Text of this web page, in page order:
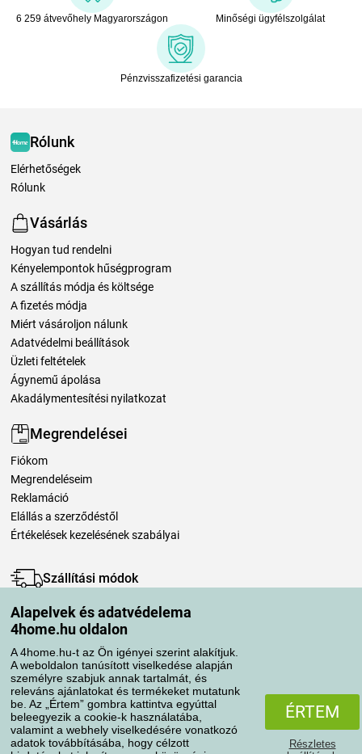
Alapelvek és adatvédelema
4home.hu oldalon
A 4home.hu-t az Ön igényei szerint alakítjuk.
A weboldalon tanúsított viselkedése alapján
személyre szabjuk annak tartalmát, és
releváns ajánlatokat és termékeket mutatunk
be. Az „Értem” gombra kattintva egyúttal
beleegyezik a cookie-k használatába,
valamint a webhely viselkedésére vonatkozó
adatok továbbításába, hogy célzott
ÉRTEM
Részletes
6 259 átvevőhely Magyarországon Minőségi ügyfélszolgálat
Pénzvisszafizetési garancia
Rólunk
Elérhetőségek
Rólunk
Vásárlás
Hogyan tud rendelni
Kényelempontok hűségprogram
A szállítás módja és költsége
A fizetés módja
Miért vásároljon nálunk
Adatvédelmi beállítások
Üzleti feltételek
Ágynemű ápolása
Akadálymentesítési nyilatkozat
Megrendelései
Fiókom
Megrendeléseim
Reklamáció
Elállás a szerződéstől
Értékelések kezelésének szabályai
Szállítási módok
Fizetési módok